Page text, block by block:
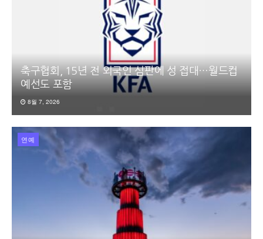
축구협회, 15년 전 외국인 심판에 성 접대…월드컵
예선도 포함
8월 7, 2026
연예